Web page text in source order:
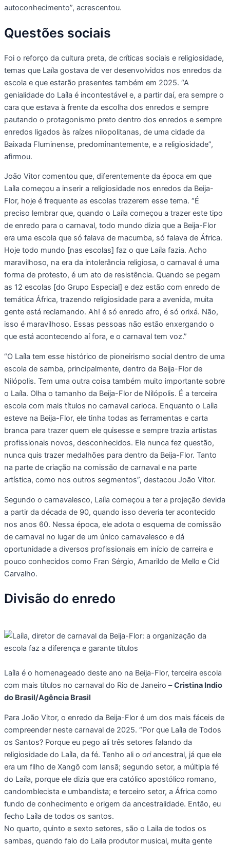
autoconhecimento”, acrescentou.
Questões sociais
Foi o reforço da cultura preta, de críticas sociais e religiosidade,
temas que Laíla gostava de ver desenvolvidos nos enredos da
escola e que estarão presentes também em 2025. “A
genialidade do Laíla é incontestável e, a partir daí, era sempre o
cara que estava à frente da escolha dos enredos e sempre
pautando o protagonismo preto dentro dos enredos e sempre
enredos ligados às raízes nilopolitanas, de uma cidade da
Baixada Fluminense, predominantemente, e a religiosidade”,
afirmou.
João Vitor comentou que, diferentemente da época em que
Laíla começou a inserir a religiosidade nos enredos da Beija-
Flor, hoje é frequente as escolas trazerem esse tema. “É
preciso lembrar que, quando o Laíla começou a trazer este tipo
de enredo para o carnaval, todo mundo dizia que a Beija-Flor
era uma escola que só falava de macumba, só falava de África.
Hoje todo mundo [nas escolas] faz o que Laíla fazia. Acho
maravilhoso, na era da intolerância religiosa, o carnaval é uma
forma de protesto, é um ato de resistência. Quando se pegam
as 12 escolas [do Grupo Especial] e dez estão com enredo de
temática África, trazendo religiosidade para a avenida, muita
gente está reclamando. Ah! é só enredo afro, é só orixá. Não,
isso é maravilhoso. Essas pessoas não estão enxergando o
que está acontecendo aí fora, e o carnaval tem voz.”
“O Laíla tem esse histórico de pioneirismo social dentro de uma
escola de samba, principalmente, dentro da Beija-Flor de
Nilópolis. Tem uma outra coisa também muito importante sobre
o Laíla. Olha o tamanho da Beija-Flor de Nilópolis. É a terceira
escola com mais títulos no carnaval carioca. Enquanto o Laíla
esteve na Beija-Flor, ele tinha todas as ferramentas e carta
branca para trazer quem ele quisesse e sempre trazia artistas
profissionais novos, desconhecidos. Ele nunca fez questão,
nunca quis trazer medalhões para dentro da Beija-Flor. Tanto
na parte de criação na comissão de carnaval e na parte
artística, como nos outros segmentos”, destacou João Vitor.
Segundo o carnavalesco, Laíla começou a ter a projeção devida
a partir da década de 90, quando isso deveria ter acontecido
nos anos 60. Nessa época, ele adota o esquema de comissão
de carnaval no lugar de um único carnavalesco e dá
oportunidade a diversos profissionais em início de carreira e
pouco conhecidos como Fran Sérgio, Amarildo de Mello e Cid
Carvalho.
Divisão do enredo
Laíla é o homenageado deste ano na Beija-Flor, terceira escola
com mais títulos no carnaval do Rio de Janeiro –Cristina Indio
do Brasil/Agência Brasil
Para João Vitor, o enredo da Beija-Flor é um dos mais fáceis de
compreender neste carnaval de 2025. “Por que Laíla de Todos
os Santos? Porque eu pego ali três setores falando da
religiosidade do Laíla, da fé. Tenho ali o oriancestral, já que ele
era um filho de Xangô com Iansã; segundo setor, a múltipla fé
do Laíla, porque ele dizia que era católico apostólico romano,
candomblecista e umbandista; e terceiro setor, a África como
fundo de conhecimento e origem da ancestralidade. Então, eu
fecho Laíla de todos os santos.
No quarto, quinto e sexto setores, são o Laila de todos os
sambas, quando falo do Laila produtor musical, muita gente